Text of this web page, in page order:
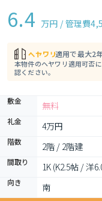
6.4 万円 / 管理費
適用で最大2
本物件のヘヤワリ適用可否
認ください。
敷金 無料
礼金 4万円
階数 2階 / 2階建
間取り 1K (K2.5帖 / 洋
向き
南